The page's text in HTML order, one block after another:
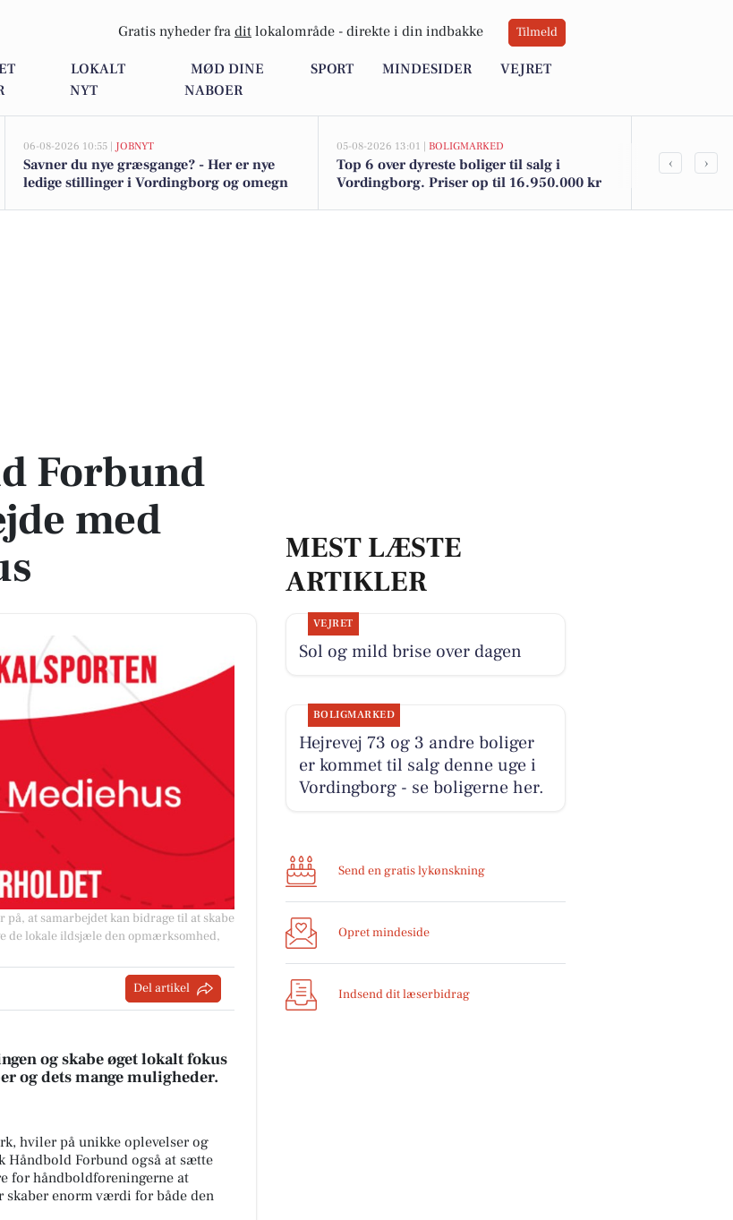
Gratis nyheder fra dit lokalområde - direkte i din indbakke Tilmeld
LOKALT
NYT
MØD DINE
NABOER
SPORT MINDESIDER VEJRET
06-08-2026 10:55 | JOBNYT
Savner du nye græsgange? - Her er nye
ledige stillinger i Vordingborg og omegn
05-08-2026 13:01 | BOLIGMARKED
Top 6 over dyreste boliger til salg i
Vordingborg. Priser op til 16.950.000 kr
Hejrevej
‹ ›
Mediehus
Forbund
med
på, at samarbejdet kan bidrage til at skabe
de lokale ildsjæle den opmærksomhed,
Del artikel
og skabe øget lokalt fokus
og dets mange muligheder.
hviler på unikke oplevelser og
Håndbold Forbund også at sætte
for håndboldforeningerne at
enorm værdi for både den
MEST LÆSTE
ARTIKLER
VEJRET
Sol og mild brise over dagen
BOLIGMARKED
Hejrevej 73 og 3 andre boliger
er kommet til salg denne uge i
Vordingborg - se boligerne her.
Send en gratis lykønskning
Opret mindeside
Indsend dit læserbidrag